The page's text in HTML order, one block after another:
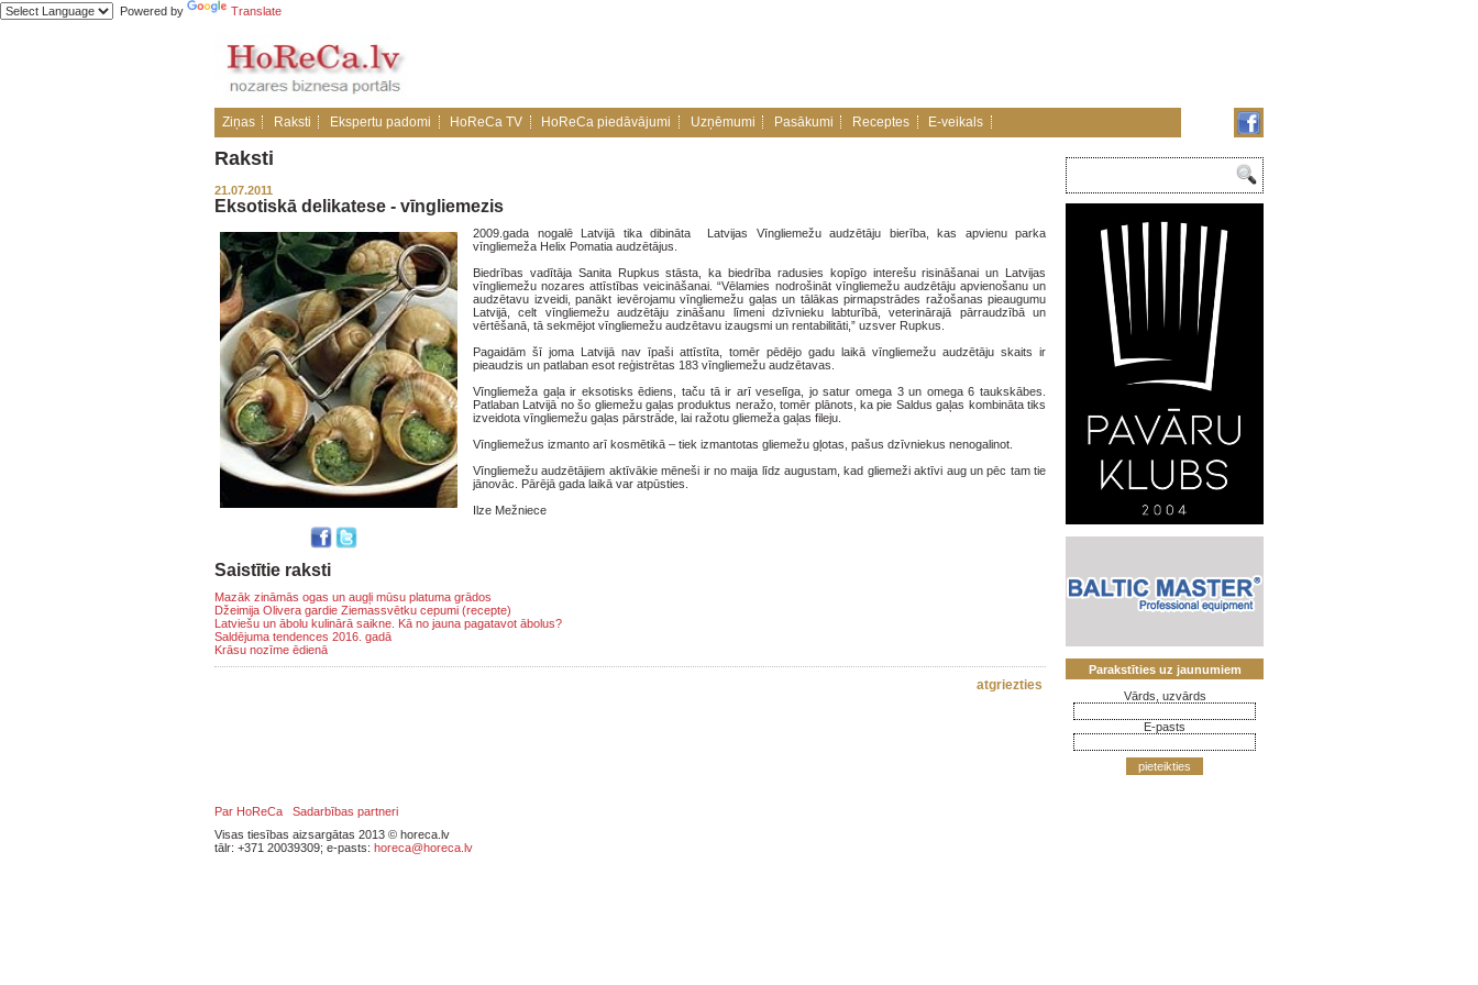
Powered by Translate
Ziņas Raksti Ekspertu padomi HoReCa TV HoReCa piedāvājumi Uzņēmumi Pasākumi Receptes E-veikals
Raksti
21.07.2011
Eksotiskā delikatese - vīngliemezis
2009.gada nogalē Latvijā tika dibināta Latvijas Vīngliemežu audzētāju bierība, kas apvienu parka
vīngliemeža Helix Pomatia audzētājus.
Biedrības vadītāja Sanita Rupkus stāsta, ka biedrība radusies kopīgo interešu risināšanai un Latvijas
vīngliemežu nozares attīstības veicināšanai. “Vēlamies nodrošināt vīngliemežu audzētāju apvienošanu un
audzētavu izveidi, panākt ievērojamu vīngliemežu gaļas un tālākas pirmapstrādes ražošanas pieaugumu
Latvijā, celt vīngliemežu audzētāju zināšanu līmeni dzīvnieku labturībā, veterinārajā pārraudzībā un
vērtēšanā, tā sekmējot vīngliemežu audzētavu izaugsmi un rentabilitāti,” uzsver Rupkus.
Pagaidām šī joma Latvijā nav īpaši attīstīta, tomēr pēdējo gadu laikā vīngliemežu audzētāju skaits ir
pieaudzis un patlaban esot reģistrētas 183 vīngliemežu audzētavas.
Vīngliemeža gaļa ir eksotisks ēdiens, taču tā ir arī veselīga, jo satur omega 3 un omega 6 taukskābes.
Patlaban Latvijā no šo gliemežu gaļas produktus neražo, tomēr plānots, ka pie Saldus gaļas kombināta tiks
izveidota vīngliemežu gaļas pārstrāde, lai ražotu gliemeža gaļas fileju.
Vīngliemežus izmanto arī kosmētikā – tiek izmantotas gliemežu gļotas, pašus dzīvniekus nenogalinot.
Vīngliemežu audzētājiem aktīvākie mēneši ir no maija līdz augustam, kad gliemeži aktīvi aug un pēc tam tie
jānovāc. Pārējā gada laikā var atpūsties.
Ilze Mežniece
Saistītie raksti
Mazāk zināmās ogas un augļi mūsu platuma grādos
Džeimija Olivera gardie Ziemassvētku cepumi (recepte)
Latviešu un ābolu kulinārā saikne. Kā no jauna pagatavot ābolus?
Saldējuma tendences 2016. gadā
Krāsu nozīme ēdienā
atgriezties
Parakstīties uz jaunumiem
Vārds, uzvārds
E-pasts
pieteikties
Par HoReCa
Sadarbības partneri
Visas tiesības aizsargātas 2013 © horeca.lv
tālr: +371 20039309; e-pasts: horeca@horeca.lv